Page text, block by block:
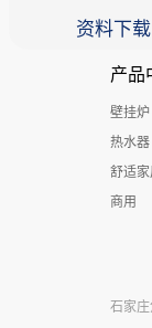
资料下载
产品
壁挂炉
热水器
舒适
商用
石家